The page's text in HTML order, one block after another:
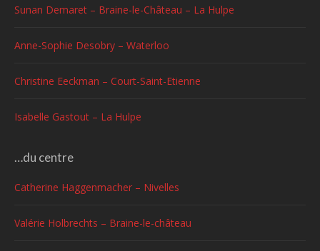
Sunan Demaret – Braine-le-Château – La Hulpe
Anne-Sophie Desobry – Waterloo
Christine Eeckman – Court-Saint-Etienne
Isabelle Gastout – La Hulpe
…du centre
Catherine Haggenmacher – Nivelles
Valérie Holbrechts – Braine-le-château